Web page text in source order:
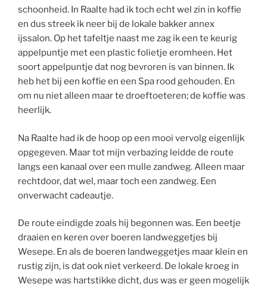
schoonheid. In Raalte had ik toch echt wel zin in koffie
en dus streek ik neer bij de lokale bakker annex
ijssalon. Op het tafeltje naast me zag ik een te keurig
appelpuntje met een plastic folietje eromheen. Het
soort appelpuntje dat nog bevroren is van binnen. Ik
heb het bij een koffie en een Spa rood gehouden. En
om nu niet alleen maar te droeftoeteren; de koffie was
heerlijk.
Na Raalte had ik de hoop op een mooi vervolg eigenlijk
opgegeven. Maar tot mijn verbazing leidde de route
langs een kanaal over een mulle zandweg. Alleen maar
rechtdoor, dat wel, maar toch een zandweg. Een
onverwacht cadeautje.
De route eindigde zoals hij begonnen was. Een beetje
draaien en keren over boeren landweggetjes bij
Wesepe. En als de boeren landweggetjes maar klein en
rustig zijn, is dat ook niet verkeerd. De lokale kroeg in
Wesepe was hartstikke dicht, dus was er geen mogelijk